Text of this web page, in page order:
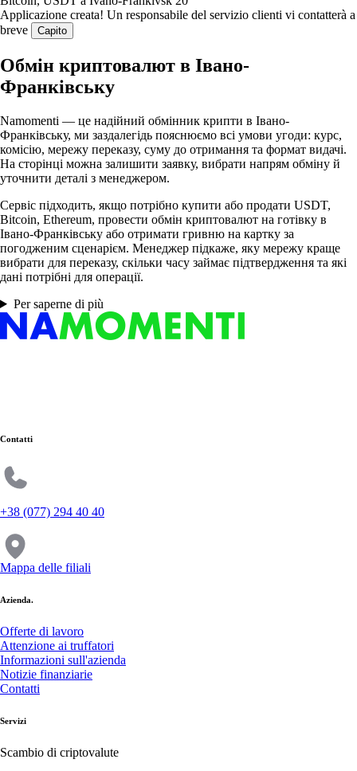
Applicazione creata! Un responsabile del servizio clienti vi contatterà a
breve
Capito
Обмін криптовалют в Івано-
Франківську
Namomenti — це надійний обмінник крипти в Івано-
Франківську, ми заздалегідь пояснюємо всі умови угоди: курс,
комісію, мережу переказу, суму до отримання та формат видачі.
На сторінці можна залишити заявку, вибрати напрям обміну й
уточнити деталі з менеджером.
Сервіс підходить, якщо потрібно купити або продати USDT,
Bitcoin, Ethereum, провести обмін криптовалют на готівку в
Івано-Франківську або отримати гривню на картку за
погодженим сценарієм. Менеджер підкаже, яку мережу краще
вибрати для переказу, скільки часу займає підтвердження та які
дані потрібні для операції.
Per saperne di più
Contatti
+38 (077) 294 40 40
Mappa delle filiali
Azienda.
Offerte di lavoro
Attenzione ai truffatori
Informazioni sull'azienda
Notizie finanziarie
Contatti
Servizi
Scambio di criptovalute